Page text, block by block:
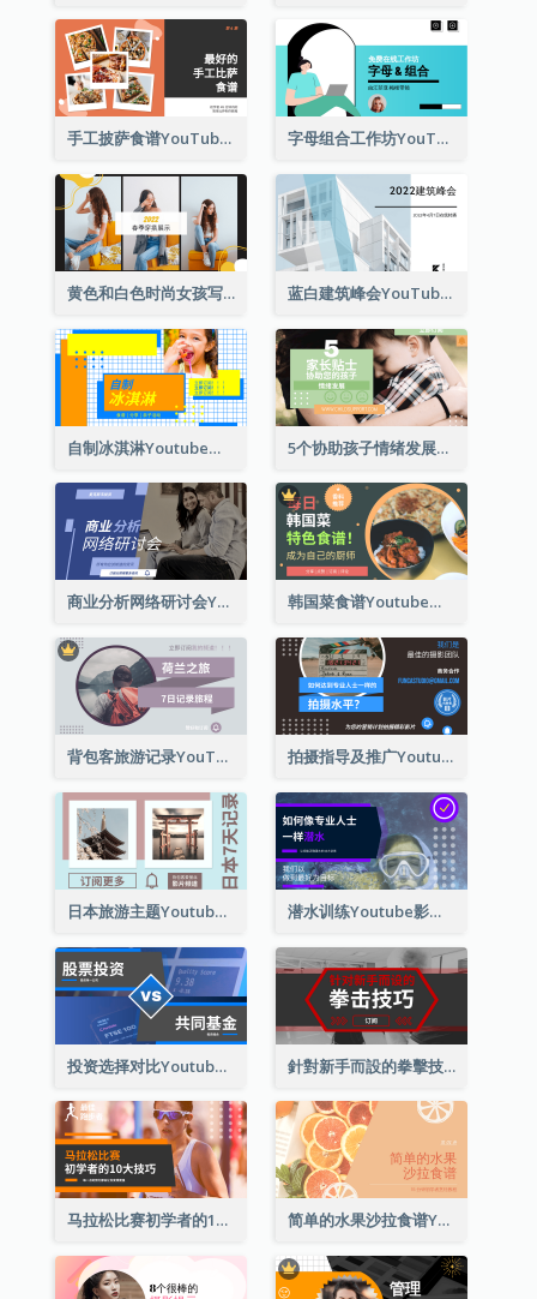
手工披萨食谱YouTube影片缩图 字母组合工作坊YouTube影片缩图
黄色和白色时尚女孩写真穿搭展示Youtube影片缩图 蓝白建筑峰会YouTube影片缩图
自制冰淇淋Youtube影片缩图 5个协助孩子情绪发展的建议Youtube影片缩图
商业分析网络研讨会Youtube影片缩图 韩国菜食谱Youtube影片缩图
背包客旅游记录YouTube影片缩图 拍摄指导及推广Youtube影片缩图
日本旅游主题Youtube影片缩图 潜水训练Youtube影片缩图
投资选择对比Youtube影片缩图 針對新手而設的拳擊技巧Youtube影片縮圖
马拉松比赛初学者的10大技巧YouTube影片缩图 简单的水果沙拉食谱Youtube影片缩图